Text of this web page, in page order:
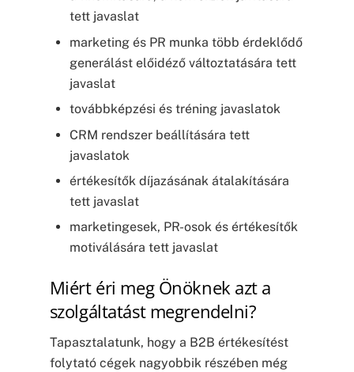
tett javaslat
marketing és PR munka több érdeklődő
generálást előidéző változtatására tett
javaslat
továbbképzési és tréning javaslatok
CRM rendszer beállítására tett
javaslatok
értékesítők díjazásának átalakítására
tett javaslat
marketingesek, PR-osok és értékesítők
motiválására tett javaslat
Miért éri meg Önöknek azt a
szolgáltatást megrendelni?
Tapasztalatunk, hogy a B2B értékesítést
folytató cégek nagyobbik részében még